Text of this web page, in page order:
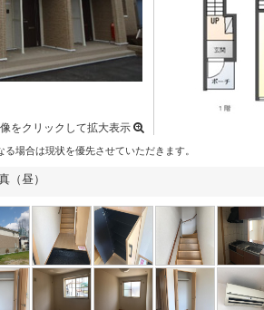
をクリックして拡大表示
場合は現状を優先させていただきます。
（昼）